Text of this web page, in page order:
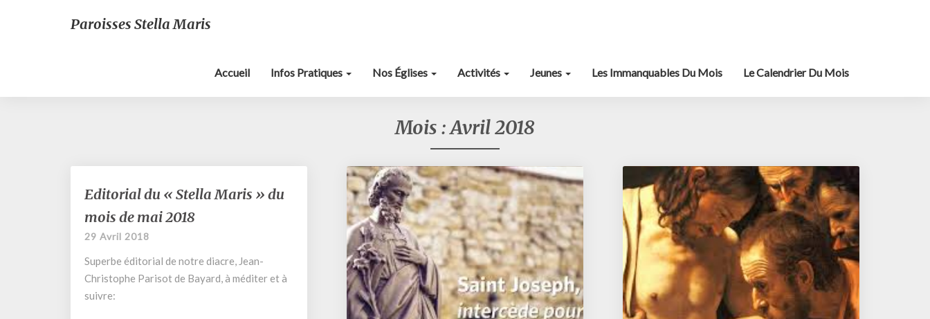
Paroisses Stella Maris
Accueil Infos Pratiques Nos Églises Activités Jeunes Les Immanquables Du Mois Le Calendrier Du Mois
Mois :Avril 2018
Editorial
du
« Stella
Maris »
mois
de
mai
Editorial du « Stella Maris » du
mois de mai 2018
29 Avril 2018
Superbe éditorial de notre diacre, Jean-
Christophe Parisot de Bayard, à méditer et à
suivre: